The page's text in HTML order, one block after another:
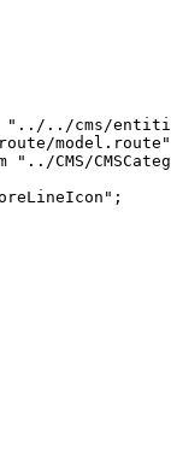
"../../cms/
CMS/